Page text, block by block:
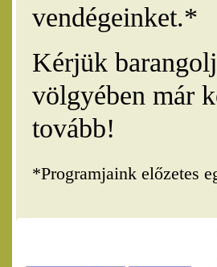
vendégeinket.*
Kérjük
völgyében már
tovább!
*Programjaink előzetes